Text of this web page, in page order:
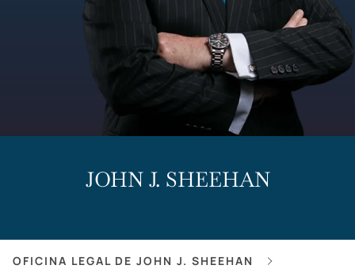
JOHN J. SHEEHAN
OFICINA LEGAL DE JOHN J. SHEEHAN